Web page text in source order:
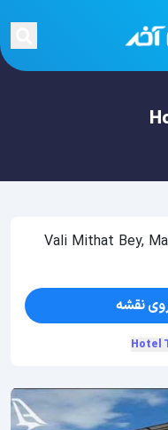
Vali Mithat Bey,
نقشه